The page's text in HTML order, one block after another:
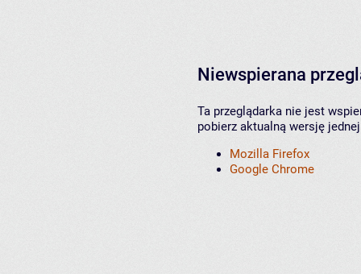
Niewspierana
Ta przeglądarka nie jest
pobierz aktualną wersję
Mozilla Firefox
Google Chrome